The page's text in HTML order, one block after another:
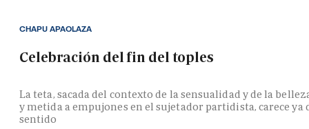
Celebración del fin del toples
La teta, sacada del contexto de la sensualidad y de la
y metida a empujones en el sujetador partidista, carece ya
sentido
CHAPU APAOLAZA